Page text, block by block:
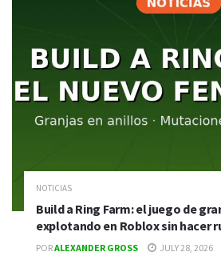
NOTICIAS
Build a Ring Farm: el juego de
explotando en Roblox sin hacer
PORALEXANDER GROSS JULY 28, 2026